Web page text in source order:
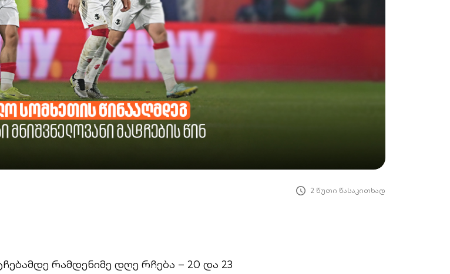
2 წუთი წასაკითხად
რამდენიმე დღე რჩება – 20 და 23